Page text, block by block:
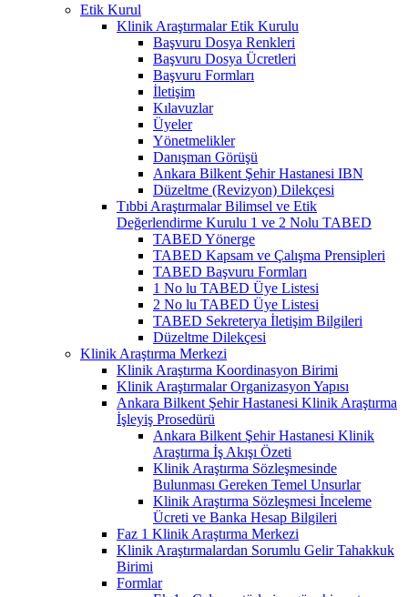
Etik Kurul
Klinik Araştırmalar Etik Kurulu
Başvuru Dosya Renkleri
Başvuru Dosya Ücretleri
Başvuru Formları
İletişim
Kılavuzlar
Üyeler
Yönetmelikler
Danışman Görüşü
Ankara Bilkent Şehir Hastanesi IBN
Düzeltme (Revizyon) Dilekçesi
Tıbbi Araştırmalar Bilimsel ve Etik
Değerlendirme Kurulu 1 ve 2 Nolu TABED
TABED Yönerge
TABED Kapsam ve Çalışma Prensipleri
TABED Başvuru Formları
1 No lu TABED Üye Listesi
2 No lu TABED Üye Listesi
TABED Sekreterya İletişim Bilgileri
Düzeltme Dilekçesi
Klinik Araştırma Merkezi
Klinik Araştırma Koordinasyon Birimi
Klinik Araştırmalar Organizasyon Yapısı
Ankara Bilkent Şehir Hastanesi Klinik Araştırma
İşleyiş Prosedürü
Ankara Bilkent Şehir Hastanesi Klinik
Araştırma İş Akışı Özeti
Klinik Araştırma Sözleşmesinde
Bulunması Gereken Temel Unsurlar
Klinik Araştırma Sözleşmesi İnceleme
Ücreti ve Banka Hesap Bilgileri
Faz 1 Klinik Araştırma Merkezi
Klinik Araştırmalardan Sorumlu Gelir Tahakkuk
Birimi
Formlar